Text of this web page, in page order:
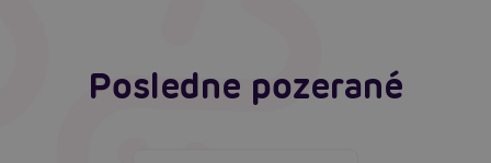
Posledne pozerané